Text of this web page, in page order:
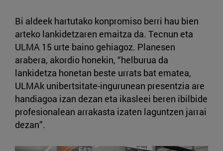
Bi aldeek hartutako konpromiso berri hau bien
arteko lankidetzaren emaitza da. Tecnun eta
ULMA 15 urte baino gehiagoz. Planesen
arabera, akordio honekin, “helburua da
lankidetza honetan beste urrats bat ematea,
ULMAk unibertsitate-ingurunean presentzia are
handiagoa izan dezan eta ikasleei beren ibilbide
profesionalean arrakasta izaten laguntzen jarrai
dezan”.